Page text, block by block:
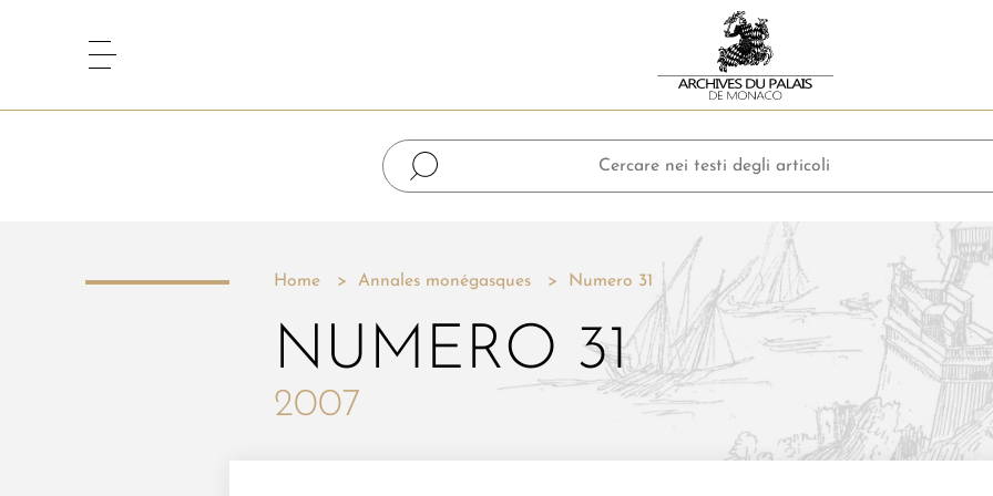
Home Annales monégasques Numero 31
NUMERO 31
2007